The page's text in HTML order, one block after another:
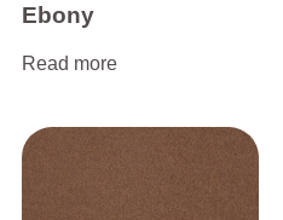
Ebony
Read more